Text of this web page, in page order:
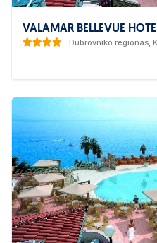
VALAMAR BELLEVUE
Dubrovniko regionas,